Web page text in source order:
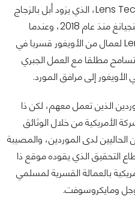
واستقبل أحد الموردين، Lens Technology، الذي يزود أبل بالزجاج
لأجهزة الآيفون، 600 عامل من شينجيانغ منذ عام 2018، وعندما
ظهرت تقارير عن استخدام شركة Lens لعمال من الأويغور قسريا في
مطلقا مع العمل الجبري
إلى مرافق المورد.
الذين تعمل معهم، لكن ذا
الأمريكية من خلال الوثائق
لدى الموردين، والمصيبة
التحقيق الذي يقوده موقع ذا
بالعمالة القسرية لمسلمي
ومايكروسوفت.